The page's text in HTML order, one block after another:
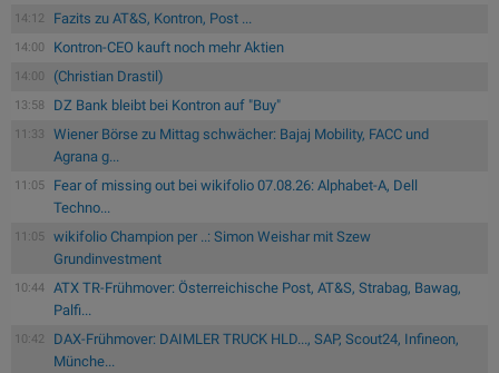
14:12 Fazits zu AT&S, Kontron, Post ...
14:00 Kontron-CEO kauft noch mehr Aktien
14:00 (Christian Drastil)
13:58 DZ Bank bleibt bei Kontron auf "Buy"
11:33
Wiener Börse zu Mittag schwächer: Bajaj Mobility, FACC und
Agrana g...
11:05
Fear of missing out bei wikifolio 07.08.26: Alphabet-A, Dell
Techno...
11:05
wikifolio Champion per ..: Simon Weishar mit Szew
Grundinvestment
10:44
ATX TR-Frühmover: Österreichische Post, AT&S, Strabag, Bawag,
Palfi...
10:42
DAX-Frühmover: DAIMLER TRUCK HLD..., SAP, Scout24, Infineon,
Münche...